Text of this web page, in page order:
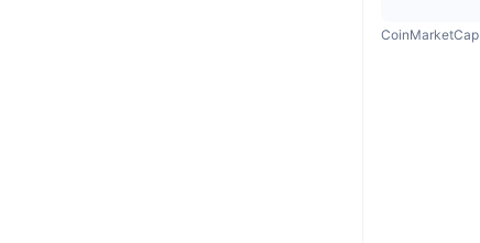
CoinMarketCap